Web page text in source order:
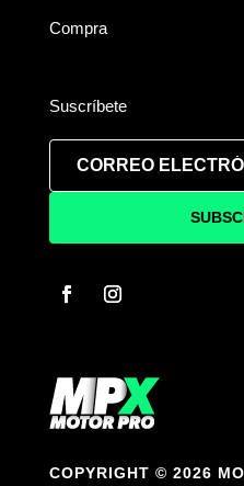
Compra
Suscríbete
COPYRIGHT © 2026